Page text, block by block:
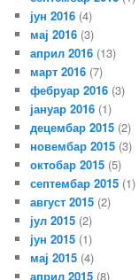
јун 2016 (4)
мај 2016 (3)
април 2016 (13)
март 2016 (7)
фебруар 2016 (3)
јануар 2016 (1)
децембар 2015 (2)
новембар 2015 (3)
октобар 2015 (5)
септембар 2015 (1)
август 2015 (2)
јул 2015 (2)
јун 2015 (1)
мај 2015 (4)
април 2015 (8)